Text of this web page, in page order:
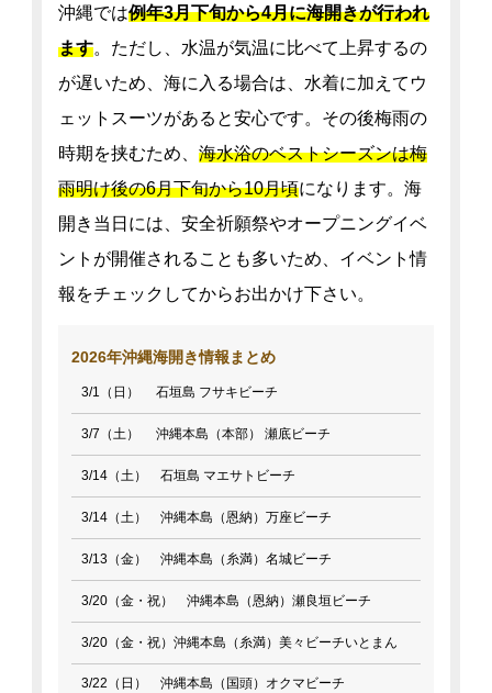
沖縄では例年3月下旬から4月に海開きが行われ
ます。ただし、水温が気温に比べて上昇するの
が遅いため、海に入る場合は、水着に加えてウ
ェットスーツがあると安心です。その後梅雨の
時期を挟むため、 海水浴のベストシーズンは梅
雨明け後の6月下旬から10月頃になります。海
開き当日には、安全祈願祭やオープニングイベ
ントが開催されることも多いため、イベント情
報をチェックしてからお出かけ下さい。
2026年沖縄海開き情報まとめ
3/1（日） 石垣島 フサキビーチ
3/7（土） 沖縄本島（本部） 瀬底ビーチ
3/14（土） 石垣島 マエサトビーチ
3/14（土） 沖縄本島（恩納）万座ビーチ
3/13（金） 沖縄本島（糸満）名城ビーチ
3/20（金・祝） 沖縄本島（恩納）瀬良垣ビーチ
3/20（金・祝）沖縄本島（糸満）美々ビーチいとまん
3/22（日） 沖縄本島（国頭）オクマビーチ